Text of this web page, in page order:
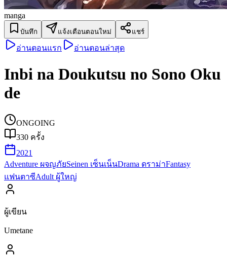
manga
บันทึก แจ้งเตือนตอนใหม่ แชร์
อ่านตอนแรก อ่านตอนล่าสุด
Inbi na Doukutsu no Sono Oku
de
ONGOING
330 ครั้ง
2021
Adventure ผจญภัยSeinen เซ็นเน็นDrama ดราม่าFantasy
แฟนตาซีAdult ผู้ใหญ่
ผู้เขียน
Umetane